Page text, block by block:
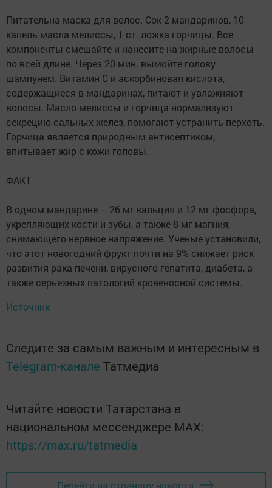
Питательна маска для волос. Сок 2 мандаринов, 10
капель масла мелиссы, 1 ст. ложка горчицы. Все
компоненты смешайте и нанесите на жирные волосы
по всей длине. Через 20 мин. вымойте голову
шампунем. Витамин С и аскорбиновая кислота,
содержащиеся в мандаринах, питают и увлажняют
волосы. Масло мелиссы и горчица нормализуют
секрецию сальных желез, помогают устранить перхоть.
Горчица является природным антисептиком,
впитывает жир с кожи головы.
ФАКТ
В одном мандарине – 26 мг кальция и 12 мг фосфора,
укрепляющих кости и зубы, а также 8 мг магния,
снимающего нервное напряжение. Ученые установили,
что этот новогодний фрукт почти на 9% снижает риск
развития рака печени, вирусного гепатита, диабета, а
также серьезных патологий кровеносной системы.
Источник
Следите за самым важным и интересным в
Telegram-канале Татмедиа
Читайте новости Татарстана в
национальном мессенджере MАХ:
https://max.ru/tatmedia
Перейти на страницу новости